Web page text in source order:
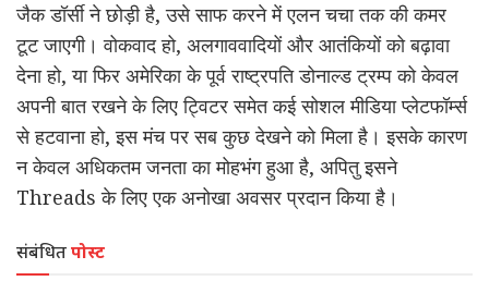
जैक डॉर्सी ने छोड़ी है, उसे साफ करने में एलन चचा तक की कमर
टूट जाएगी। वोकवाद हो, अलगाववादियों और आतंकियों को बढ़ावा
देना हो, या फिर अमेरिका के पूर्व राष्ट्रपति डोनाल्ड ट्रम्प को केवल
अपनी बात रखने के लिए ट्विटर समेत कई सोशल मीडिया प्लेटफॉर्म्स
से हटवाना हो, इस मंच पर सब कुछ देखने को मिला है। इसके कारण
न केवल अधिकतम जनता का मोहभंग हुआ है, अपितु इसने
Threads के लिए एक अनोखा अवसर प्रदान किया है।
संबंधितपोस्ट